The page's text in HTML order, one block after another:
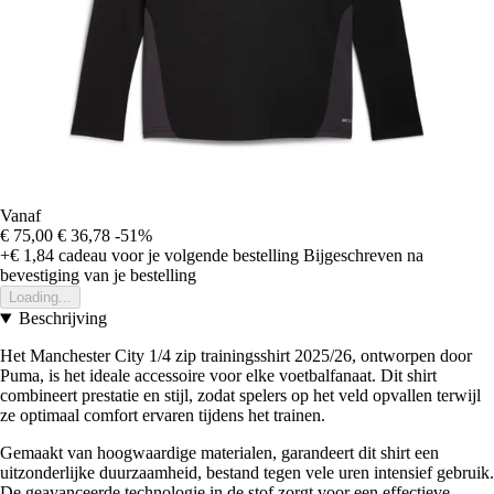
Vanaf
€ 75,00 € 36,78 -51%
+€ 1,84 cadeau voor je volgende bestelling Bijgeschreven na
bevestiging van je bestelling
Loading...
Beschrijving
Het Manchester City 1/4 zip trainingsshirt 2025/26, ontworpen door
Puma, is het ideale accessoire voor elke voetbalfanaat. Dit shirt
combineert prestatie en stijl, zodat spelers op het veld opvallen terwijl
ze optimaal comfort ervaren tijdens het trainen.
Gemaakt van hoogwaardige materialen, garandeert dit shirt een
uitzonderlijke duurzaamheid, bestand tegen vele uren intensief gebruik.